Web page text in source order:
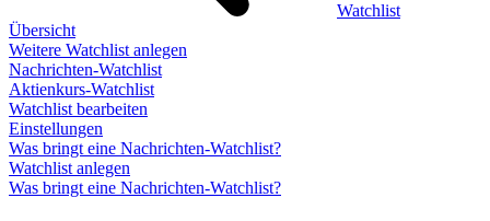
Watchlist
Übersicht
Weitere Watchlist anlegen
Nachrichten-Watchlist
Aktienkurs-Watchlist
Watchlist bearbeiten
Einstellungen
Was bringt eine Nachrichten-Watchlist?
Watchlist anlegen
Was bringt eine Nachrichten-Watchlist?